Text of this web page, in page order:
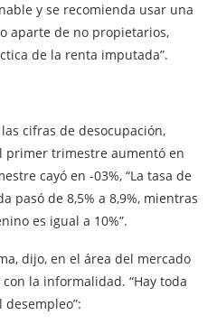
y se recomienda usar una
aparte de no propietarios,
de la renta imputada”.
cifras de desocupación,
primer trimestre aumentó en
cayó en -03%, “La tasa de
pasó de 8,5% a 8,9%, mientras
es igual a 10%”.
dijo, en el área del mercado
la informalidad. “Hay toda